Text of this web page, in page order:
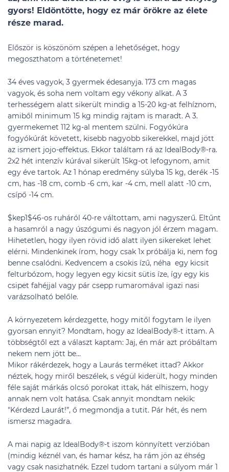
gyors! Eldöntötte, hogy ez már örökre az élete
része marad.
Először is köszönöm szépen a lehetőséget, hogy
megoszthatom a történetemet!
34 éves vagyok, 3 gyermek édesanyja. 173 cm magas
vagyok, és soha nem voltam egy vékony alkat. A 3
terhességem alatt sikerült mindig a 15-20 kg-at felhíznom,
amiből minimum 15 kg mindig rajtam is maradt. A 3.
gyermekemet 112 kg-al mentem szülni. Fogyókúra
fogyókúrát követett, kisebb nagyobb sikerekkel, majd jött
az ismert jojo-effektus. Ekkor találtam rá az IdealBody®-ra.
2x2 hét intenzív kúrával sikerült 15kg-ot lefogynom, amit
egy éve tartok. Az 1 hónap eredmény súlyba 15 kg, derék -15
cm, has -18 cm, comb -6 cm, kar -4 cm, mell alatt -10 cm,
csípő -14 cm.
$kep1$46-os ruháról 40-re váltottam, ami nagyszerű. Eltűnt
a hasamról a nagy úszógumi és nagyon jól érzem magam.
Hihetetlen, hogy ilyen rövid idő alatt ilyen sikereket lehet
elérni. Mindenkinek írom, hogy csak 1x próbálja ki, nem fog
benne csalódni. Kedvencem a csokis ízű, néha egy kicsit
felturbózom, hogy legyen egy kicsit sütis íze, így egy kis
csipet fahéjjal vagy pár csepp rumaromával igazi nasi
varázsolható belőle.
A környezetem kérdezgette, hogy mitől fogytam le ilyen
gyorsan ennyit? Mondtam, hogy az IdealBody®-t ittam. A
többségtől ezt a választ kaptam: Jaj, én már azt próbáltam
nekem nem jött be...
Mikor rákérdezek, hogy a Laurás terméket ittad? Akkor
néztek, hogy miről beszélek, s végül kiderült, hogy minden
féle saját márkás olcsó porokat ittak, hát elhiszem, hogy
annak nem volt hatása. Csak annyit mondtam nekik:
"Kérdezd Laurát!”, ő megmondja a tutit. Pár hét, és nem
ismersz magadra.
A mai napig az IdealBody®-t iszom könnyített verzióban
(mindig kéznél van, és hamar kész, ha rám jön az éhség
vagy csak nasizhatnék. Ezzel tudom tartani a súlyom már 1